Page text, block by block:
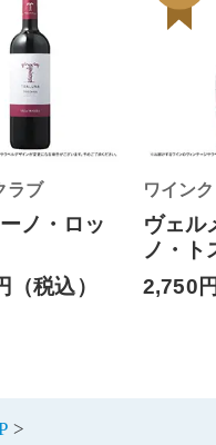
ラブ
ノ・ロッ
（税込）
ワイン
ヴェル
ノ・ト
2,750